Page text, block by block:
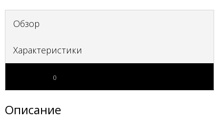
Обзор
Характеристики
0
Описание